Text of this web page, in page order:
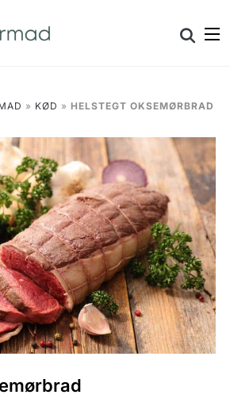
Search
for:
» KØD » HELSTEGT OKSEMØRBRAD